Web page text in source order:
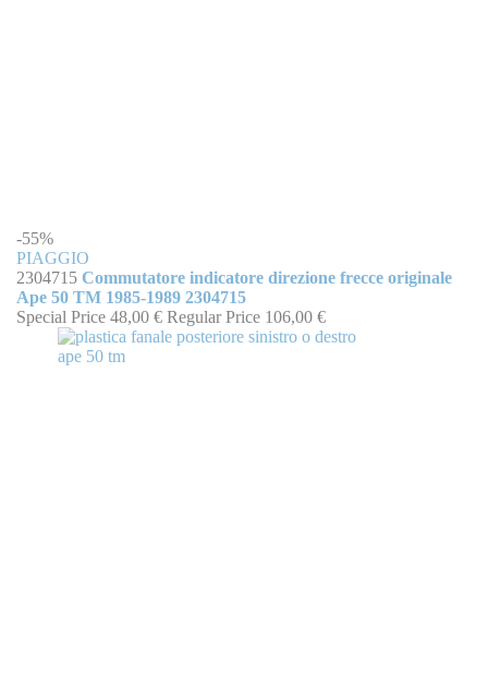
-55%
PIAGGIO
2304715 Commutatore indicatore direzione frecce originale
Ape 50 TM 1985-1989 2304715
Special Price 48,00 € Regular Price 106,00 €